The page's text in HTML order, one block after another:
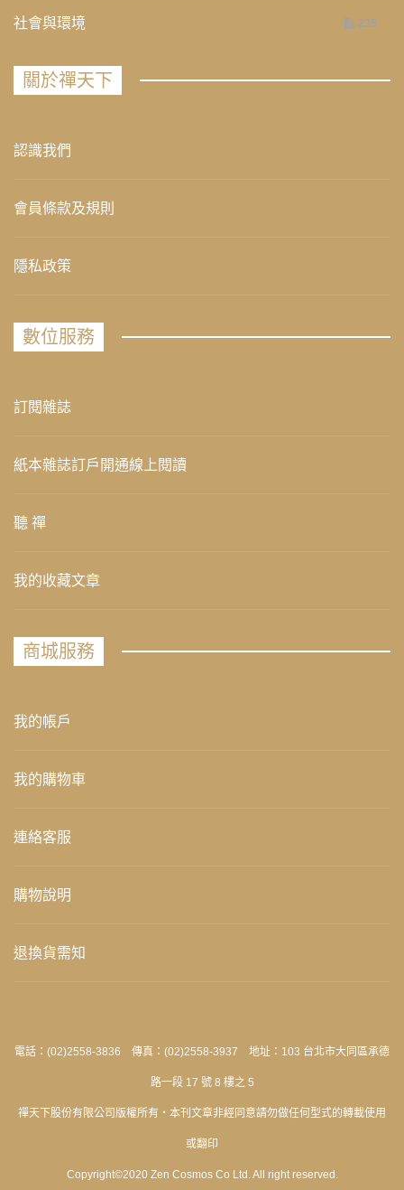
社會與環境 235
關於禪天下
認識我們
會員條款及規則
隱私政策
數位服務
訂閱雜誌
紙本雜誌訂戶開通線上閱讀
聽 禪
我的收藏文章
商城服務
我的帳戶
我的購物車
連絡客服
購物說明
退換貨需知
電話：(02)2558-3836 傳真：(02)2558-3937 地址：103 台北市大同區承德
路一段 17 號 8 樓之 5
禪天下股份有限公司版權所有‧本刊文章非經同意請勿做任何型式的轉載使用
或翻印
Copyright©2020 Zen Cosmos Co Ltd. All right reserved.